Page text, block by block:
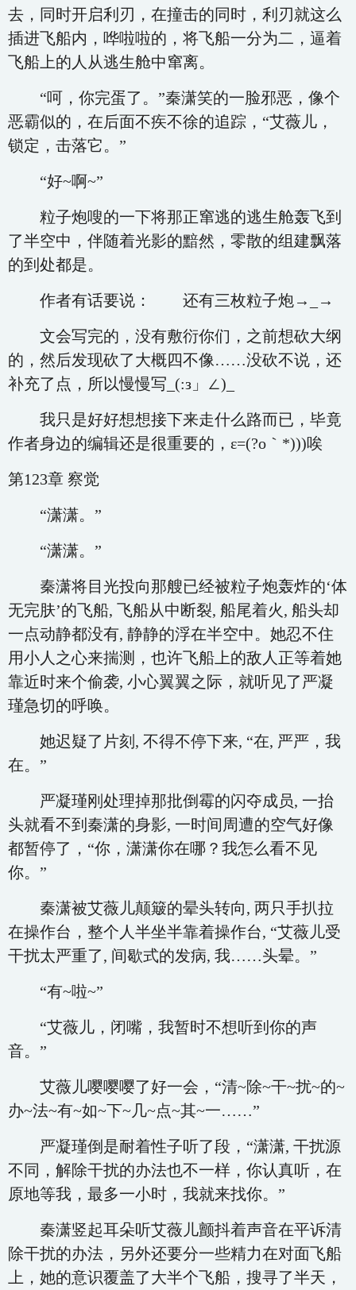
去，同时开启利刃，在撞击的同时，利刃就这么
插进飞船内，哗啦啦的，将飞船一分为二，逼着
飞船上的人从逃生舱中窜离。
“呵，你完蛋了。”秦潇笑的一脸邪恶，像个
恶霸似的，在后面不疾不徐的追踪，“艾薇儿，
锁定，击落它。”
“好~啊~”
粒子炮嗖的一下将那正窜逃的逃生舱轰飞到
了半空中，伴随着光影的黯然，零散的组建飘落
的到处都是。
作者有话要说： 还有三枚粒子炮→_→
文会写完的，没有敷衍你们，之前想砍大纲
的，然后发现砍了大概四不像……没砍不说，还
补充了点，所以慢慢写_(:з」∠)_
我只是好好想想接下来走什么路而已，毕竟
作者身边的编辑还是很重要的，ε=(?ο｀*)))唉
第123章 察觉
“潇潇。”
“潇潇。”
秦潇将目光投向那艘已经被粒子炮轰炸的‘体
无完肤’的飞船, 飞船从中断裂, 船尾着火, 船头却
一点动静都没有, 静静的浮在半空中。她忍不住
用小人之心来揣测，也许飞船上的敌人正等着她
靠近时来个偷袭, 小心翼翼之际，就听见了严凝
瑾急切的呼唤。
她迟疑了片刻, 不得不停下来, “在, 严严，我
在。”
严凝瑾刚处理掉那批倒霉的闪夺成员, 一抬
头就看不到秦潇的身影, 一时间周遭的空气好像
都暂停了，“你，潇潇你在哪？我怎么看不见
你。”
秦潇被艾薇儿颠簸的晕头转向, 两只手扒拉
在操作台，整个人半坐半靠着操作台, “艾薇儿受
干扰太严重了, 间歇式的发病, 我……头晕。”
“有~啦~”
“艾薇儿，闭嘴，我暂时不想听到你的声
音。”
艾薇儿嘤嘤嘤了好一会，“清~除~干~扰~的~
办~法~有~如~下~几~点~其~一……”
严凝瑾倒是耐着性子听了段，“潇潇, 干扰源
不同，解除干扰的办法也不一样，你认真听，在
原地等我，最多一小时，我就来找你。”
秦潇竖起耳朵听艾薇儿颤抖着声音在平诉清
除干扰的办法，另外还要分一些精力在对面飞船
上，她的意识覆盖了大半个飞船，搜寻了半天，